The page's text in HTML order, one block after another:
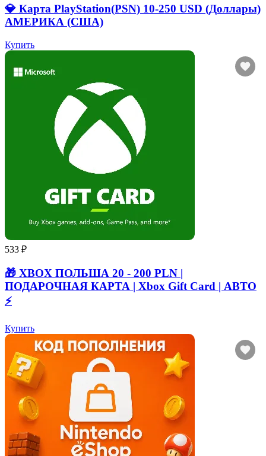
💎 Карта PlayStation(PSN) 10-250 USD (Доллары)
АМЕРИКА (США)
Купить
533 ₽
🎁 XBOX ПОЛЬША 20 - 200 PLN |
ПОДАРОЧНАЯ КАРТА | Xbox Gift Card | АВТО
⚡
Купить